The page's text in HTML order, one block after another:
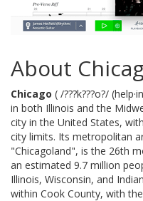
About
Chicago ( /???k???o?/
in both Illinois and the
city in the United States,
city limits. Its metropolitan
"Chicagoland", is the 26th
an estimated 9.7 million
Illinois, Wisconsin, and
within Cook County, with